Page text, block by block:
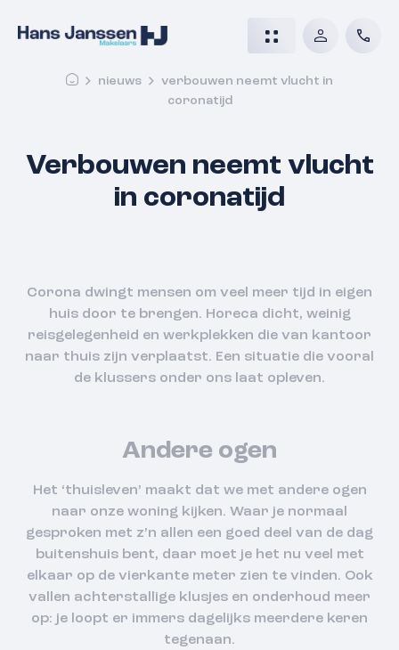
nieuws
verbouwen neemt vlucht in
coronatijd
Verbouwen neemt vlucht
in coronatijd
Corona dwingt mensen om veel meer tijd in eigen
huis door te brengen. Horeca dicht, weinig
reisgelegenheid en werkplekken die van kantoor
naar thuis zijn verplaatst. Een situatie die vooral
de klussers onder ons laat opleven.
Andere ogen
Het ‘thuisleven’ maakt dat we met andere ogen
naar onze woning kijken. Waar je normaal
gesproken met z’n allen een goed deel van de dag
buitenshuis bent, daar moet je het nu veel met
elkaar op de vierkante meter zien te vinden. Ook
vallen achterstallige klusjes en onderhoud meer
op: je loopt er immers dagelijks meerdere keren
tegenaan.